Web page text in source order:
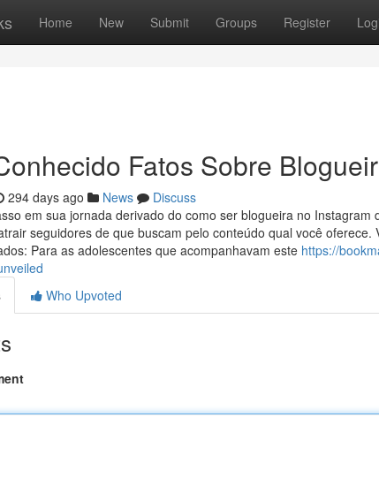
Home New Submit Groups Register
Fatos Sobre
294 days ago News
Discuss
em sua jornada derivado do como ser blogueira no
seguidores de que buscam pelo conteúdo qual você
Para as adolescentes que acompanhavam este https://
Who Upvoted